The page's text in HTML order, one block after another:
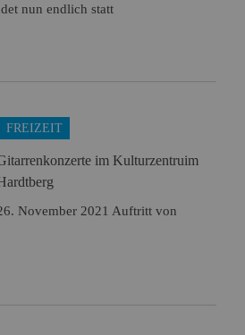
nun endlich statt
FREIZEIT
im Kulturzentruim
November 2021 Auftritt von